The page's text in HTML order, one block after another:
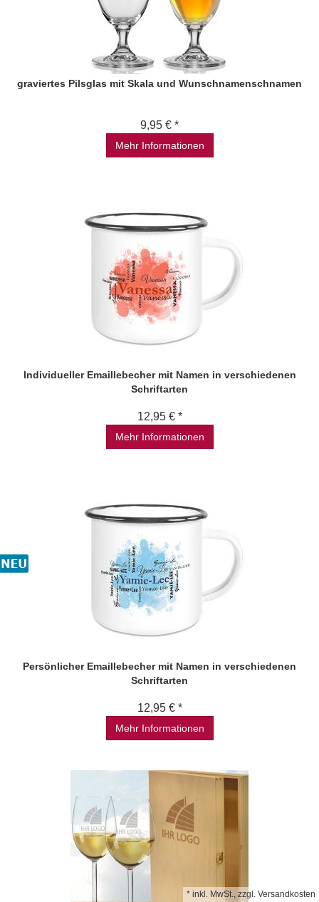
graviertes Pilsglas mit Skala und Wunschnamenschnamen
9,95 € *
Mehr Informationen
Individueller Emaillebecher mit Namen in verschiedenen
Schriftarten
12,95 € *
Mehr Informationen
Persönlicher Emaillebecher mit Namen in verschiedenen
Schriftarten
12,95 € *
Mehr Informationen
* inkl. MwSt., zzgl. Versandkosten